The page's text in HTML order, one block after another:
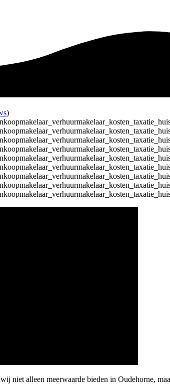
)
niet alleen meerwaarde bieden in Oudehorne,